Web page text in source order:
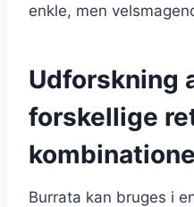
enkle, men
Udforskning
forskellige
Burrata kan bruges i